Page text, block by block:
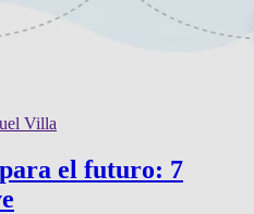
Villa
el futuro: 7